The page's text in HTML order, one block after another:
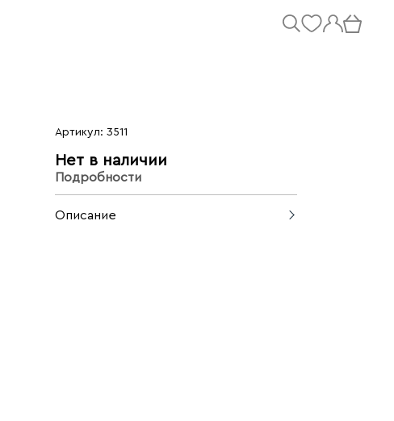
Артикул: 3511
Нет в наличии
Подробности
Описание